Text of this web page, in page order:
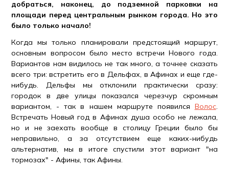
добраться, наконец, до подземной парковки на
площади перед центральным рынком города. Но это
было только начало!
Когда мы только планировали предстоящий маршрут,
основным вопросом было место встречи Нового года.
Вариантов нам видилось не так много, а точнее сказать
всего три: встретить его в Дельфах, в Афинах и еще где-
нибудь. Дельфы мы отклонили практически сразу:
городок в две улицы показался черезчур скромным
вариантом, - так в нашем маршруте появился Волос.
Встречать Новый год в Афинах душа особо не лежала,
но и не заехать вообще в столицу Греции было бы
неправильно, а за отсутствием еще каких-нибудь
альтернатив, мы в итоге спустили этот вариант "на
тормозах" - Афины, так Афины.